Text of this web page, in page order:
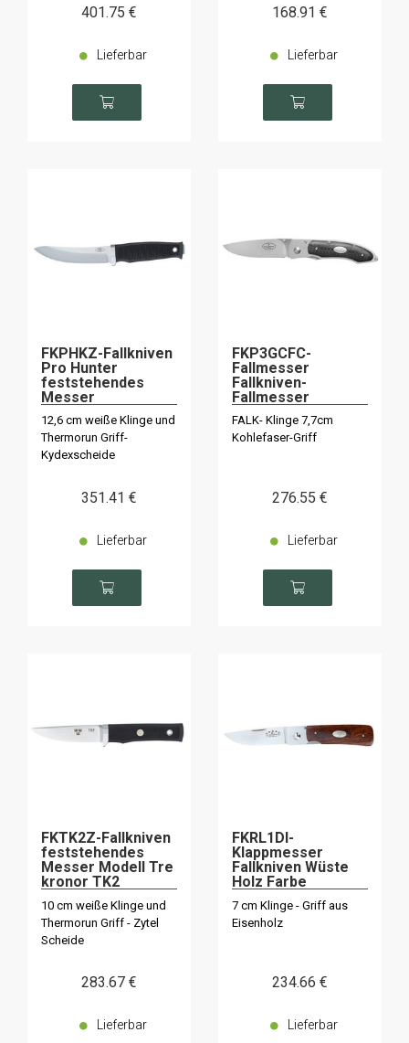
401.75 €
Lieferbar
168.91 €
Lieferbar
FKPHKZ-Fallkniven
Pro Hunter
feststehendes
Messer
12,6 cm weiße Klinge und
Thermorun Griff-
Kydexscheide
351.41 €
Lieferbar
FKP3GCFC-
Fallmesser
Fallkniven-
Fallmesser
FALK- Klinge 7,7cm
Kohlefaser-Griff
276.55 €
Lieferbar
FKTK2Z-Fallkniven
feststehendes
Messer Modell Tre
kronor TK2
10 cm weiße Klinge und
Thermorun Griff - Zytel
Scheide
283.67 €
Lieferbar
FKRL1DI-
Klappmesser
Fallkniven Wüste
Holz Farbe
7 cm Klinge - Griff aus
Eisenholz
234.66 €
Lieferbar